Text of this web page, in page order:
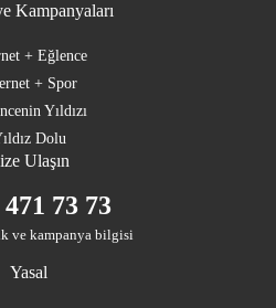
Kampanyaları
+ Eğlence
+ Spor
Yıldızı
Dolu
Ulaşın
471 73 73
ve kampanya bilgisi
Yasal